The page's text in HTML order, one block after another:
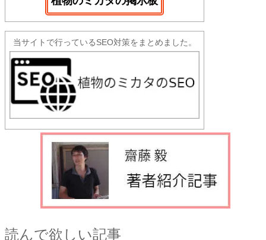
当サイトで行っているSEO対策をまとめました。
読んで欲しい記事